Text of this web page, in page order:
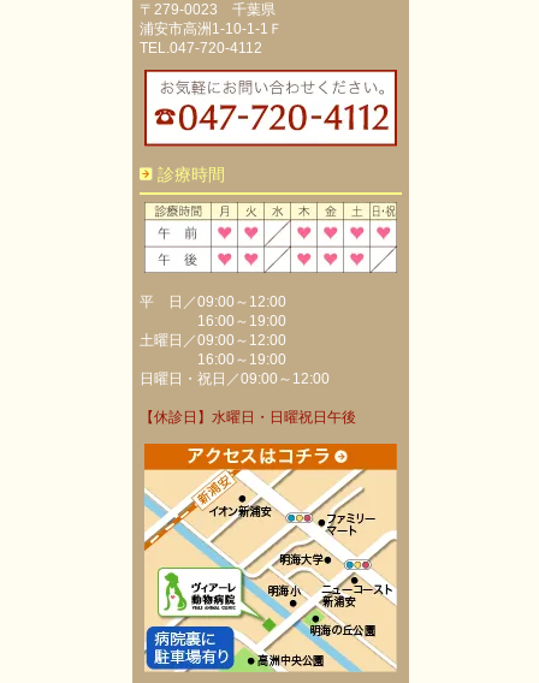
〒279-0023 千葉県
浦安市高洲1-10-1-1Ｆ
TEL.047-720-4112
診療時間
平 日／09:00～12:00
16:00～19:00
土曜日／09:00～12:00
16:00～19:00
日曜日・祝日／09:00～12:00
【休診日】水曜日・日曜祝日午後